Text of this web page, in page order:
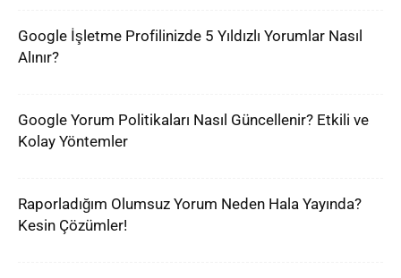
Google İşletme Profilinizde 5 Yıldızlı Yorumlar Nasıl
Alınır?
Google Yorum Politikaları Nasıl Güncellenir? Etkili ve
Kolay Yöntemler
Raporladığım Olumsuz Yorum Neden Hala Yayında?
Kesin Çözümler!